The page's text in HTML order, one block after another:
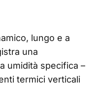
lungo e a
una
umidità specifica –
termici verticali